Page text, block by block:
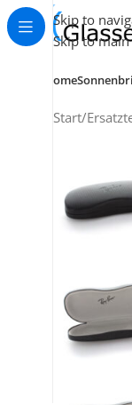
Skip to
Skip to
HELP CENTER
+49 (0) 7353
Home
Start/